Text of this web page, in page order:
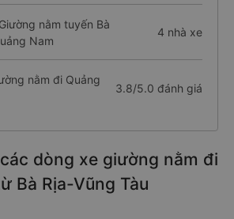
nằm tuyến Bà
Nam
4 nhà xe
nằm đi Quảng
3.8/5.0 đánh giá
dòng xe giường nằm đi
Bà Rịa-Vũng Tàu